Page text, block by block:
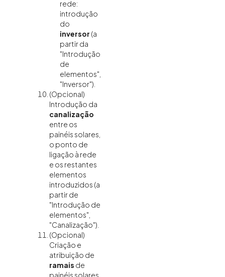
rede:
introdução
do
inversor (a
partir da
"Introdução
de
elementos",
"Inversor").
(Opcional)
Introdução da
canalização
entre os
painéis solares,
o ponto de
ligação à rede
e os restantes
elementos
introduzidos (a
partir de
"Introdução de
elementos",
"Canalização").
(Opcional)
Criação e
atribuição de
ramais de
painéis solares